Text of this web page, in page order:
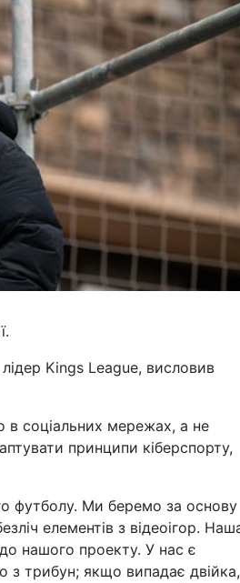
лідер Kings League, висловив
в соціальних мережах, а не
принципи кіберспорту,
футболу. Ми беремо за основу
елементів з відеоігор.
нашого проекту. У нас є
з трибун; якщо випадає двійка,